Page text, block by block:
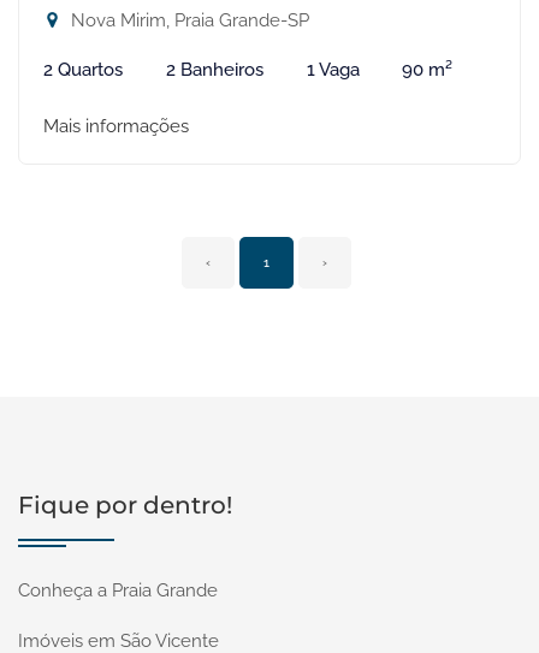
Nova Mirim, Praia Grande-SP
2 Quartos 2 Banheiros 1 Vaga 90 m²
Mais informações
‹ 1 ›
Fique por dentro!
Conheça a Praia Grande
Imóveis em São Vicente